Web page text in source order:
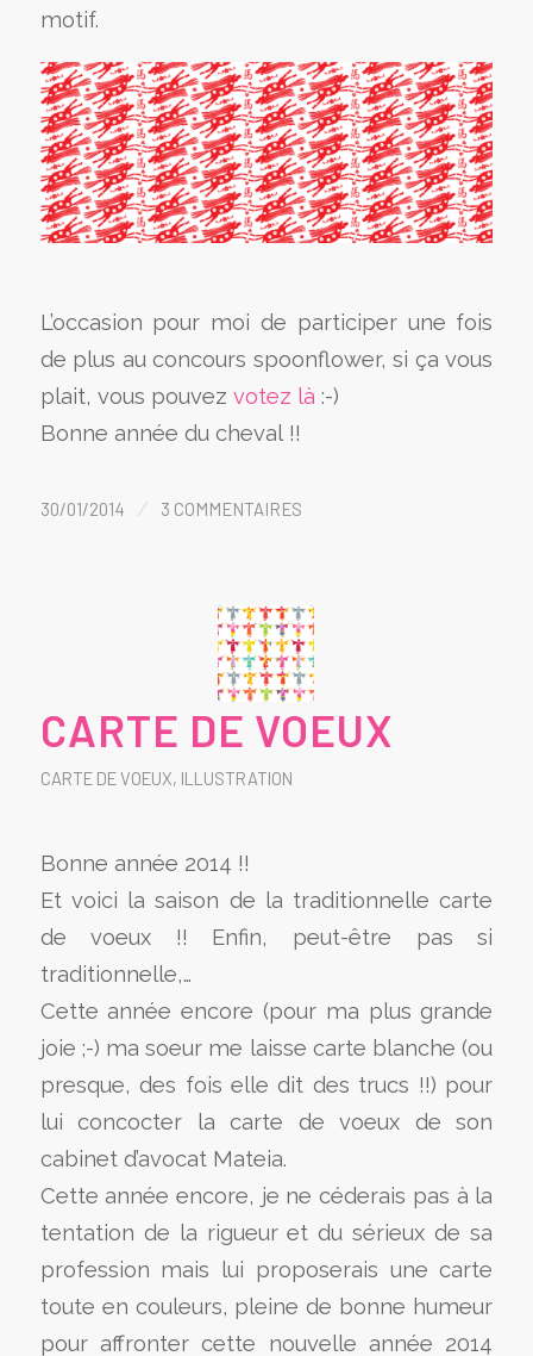
motif.
L’occasion pour moi de participer une fois
de plus au concours spoonflower, si ça vous
plait, vous pouvez votez là :-)
Bonne année du cheval !!
30/01/2014 / 3 COMMENTAIRES
CARTE DE VOEUX
CARTE DE VOEUX, ILLUSTRATION
Bonne année 2014 !!
Et voici la saison de la traditionnelle carte
de voeux !! Enfin, peut-être pas si
traditionnelle,…
Cette année encore (pour ma plus grande
joie ;-) ma soeur me laisse carte blanche (ou
presque, des fois elle dit des trucs !!) pour
lui concocter la carte de voeux de son
cabinet d’avocat Mateia.
Cette année encore, je ne céderais pas à la
tentation de la rigueur et du sérieux de sa
profession mais lui proposerais une carte
toute en couleurs, pleine de bonne humeur
pour affronter cette nouvelle année 2014